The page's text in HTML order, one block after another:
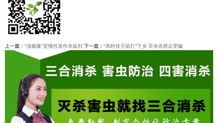
上一篇： “溴敌隆”是慢性发作杀鼠剂 下一篇： “高科技灭鼠灯”下乡 百余名群众受骗